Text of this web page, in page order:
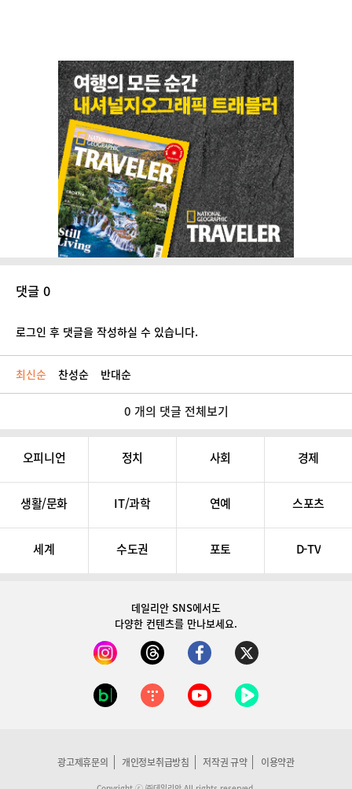
댓글 0
로그인 후 댓글을 작성하실 수 있습니다.
최신순 찬성순 반대순
0 개의 댓글 전체보기
오피니언 정치 사회 경제
생활/문화 IT/과학 연예 스포츠
세계 수도권 포토 D-TV
데일리안 SNS에서도
다양한 컨텐츠를 만나보세요.
광고제휴문의 개인정보취급방침 저작권 규약 이용약관